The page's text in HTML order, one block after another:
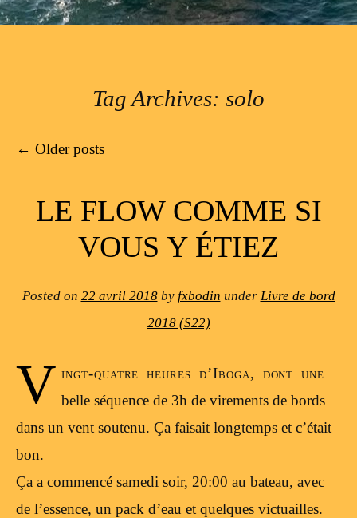
Tag Archives: solo
Post navigation
← Older posts
LE FLOW COMME SI
VOUS Y ÉTIEZ
Posted on 22 avril 2018by fxbodin under Livre de bord
2018 (S22)
V ingt-quatre heures d’Iboga, dont une
belle séquence de 3h de virements de bords
dans un vent soutenu. Ça faisait longtemps et c’était
bon.
Ça a commencé samedi soir, 20:00 au bateau, avec
de l’essence, un pack d’eau et quelques victuailles.